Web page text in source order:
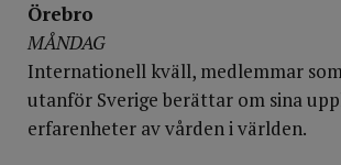
Örebro
MÅNDAG
Internationell kväll, medlemmar
utanför Sverige berättar om sina
erfarenheter av vården i världen.